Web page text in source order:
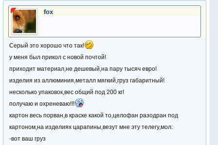
fox
Серый это хорошо что так!
у меня был прикол с новой почтой!
приходит материал,не дешевый,на пару тысяч евро!
изделия из аллюминия,металл мягкий,груз габаритный!
несколько упаковок,вес общий под 200 кг!
получаю и охреневаю!!!
картон весь порван,в краске какой то,целофан разодран под
картоном,на изделиях царапины,везут мне эту телегу,мол:
-вот ваш груз